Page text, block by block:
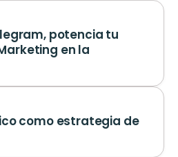
potencia tu
en la
como estrategia de